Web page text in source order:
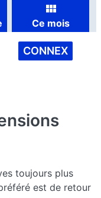
Ce mois
CONNEX
toujours plus
est de retour